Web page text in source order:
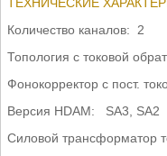
Количество каналов: 2
Топология с токовой
Фонокорректор с пост.
Версия HDAM: SA3, SA2
Силовой трансформатор